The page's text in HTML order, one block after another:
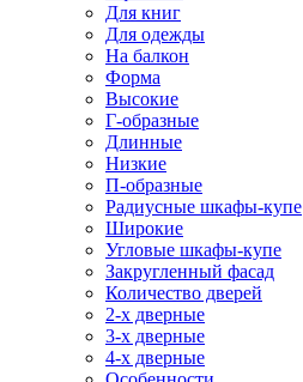
Для книг
Для одежды
На балкон
Форма
Высокие
Г-образные
Длинные
Низкие
П-образные
Радиусные шкафы-купе
Широкие
Угловые шкафы-купе
Закругленный фасад
Количество дверей
2-х дверные
3-х дверные
4-х дверные